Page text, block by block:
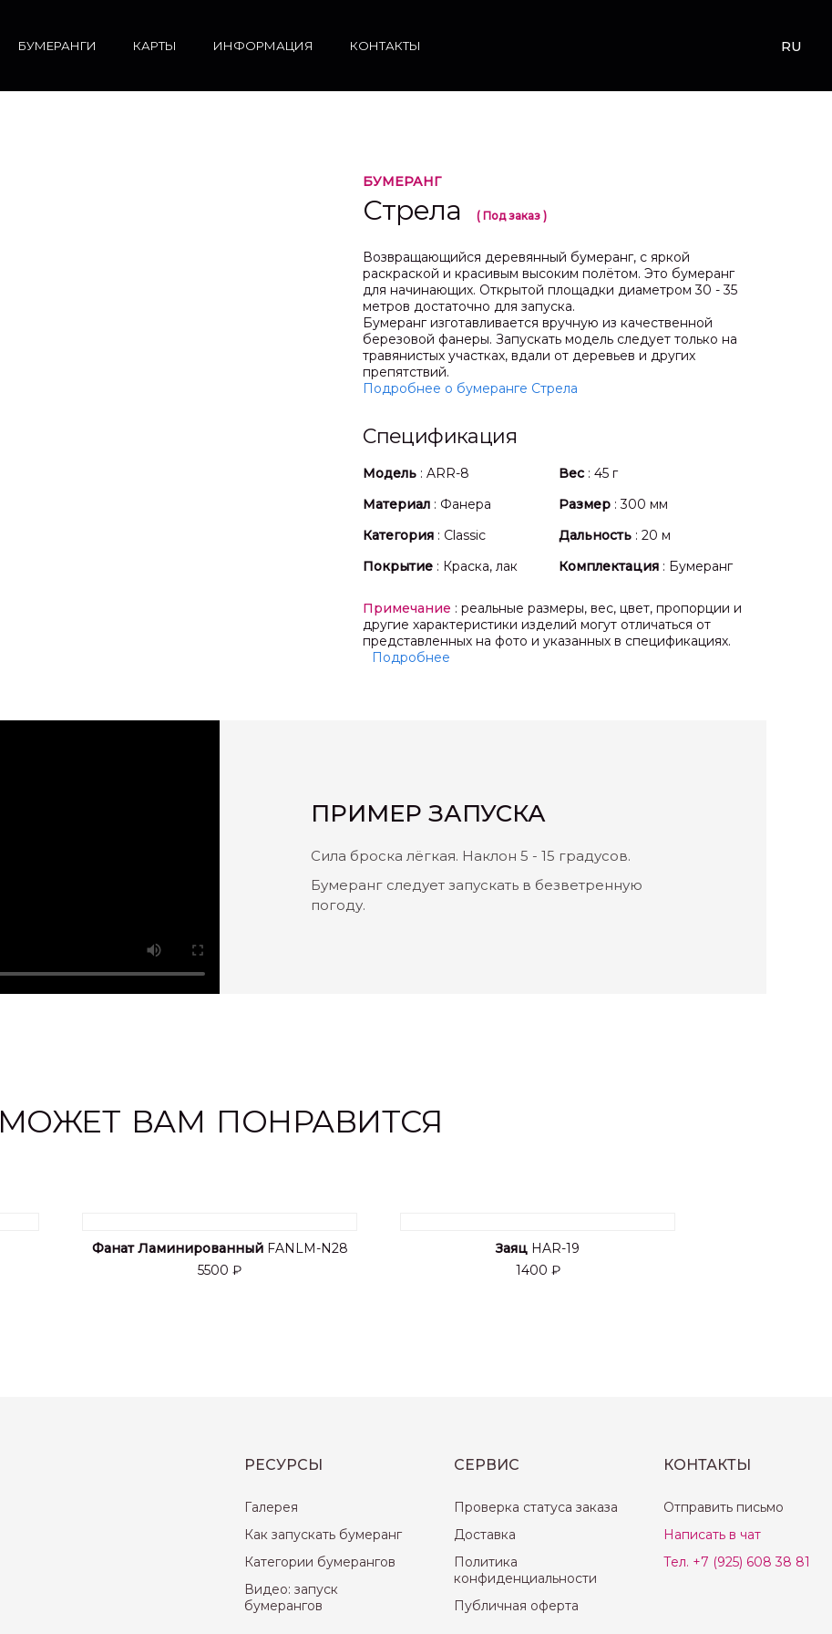
БУМЕРАНГИ КАРТЫ ИНФОРМАЦИЯ КОНТАКТЫ RU
БУМЕРАНГ
Стрела ( Под заказ )
Возвращающийся деревянный бумеранг, с яркой
раскраской и красивым высоким полётом. Это бумеранг
для начинающих. Открытой площадки диаметром 30 - 35
метров достаточно для запуска.
Бумеранг изготавливается вручную из качественной
березовой фанеры. Запускать модель следует только на
травянистых участках, вдали от деревьев и других
препятствий.
Подробнее о бумеранге Стрела
Спецификация
Модель : ARR-8 Вес : 45 г
Материал : Фанера Размер : 300 мм
Категория : Classic Дальность : 20 м
Покрытие : Краска, лак Комплектация : Бумеранг
Примечание : реальные размеры, вес, цвет, пропорции и
другие характеристики изделий могут отличаться от
представленных на фото и указанных в спецификациях.
Подробнее
ПРИМЕР ЗАПУСКА
Сила броска лёгкая. Наклон 5 - 15 градусов.
Бумеранг следует запускать в безветренную
погоду.
МОЖЕТ ВАМ ПОНРАВИТСЯ
Фанат ЛаминированныйFANLM-N28
5500 ₽
Заяц HAR-19
1400 ₽
РЕСУРСЫ
Галерея
Как запускать бумеранг
Категории бумерангов
Видео: запуск
бумерангов
СЕРВИС
Проверка статуса заказа
Доставка
Политика
конфиденциальности
Публичная оферта
КОНТАКТЫ
Отправить письмо
Написать в чат
Тел. +7 (925) 608 38 81